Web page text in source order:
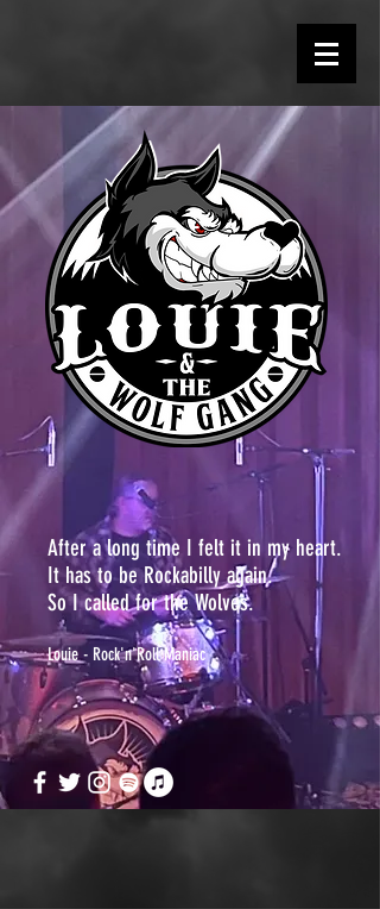
After a long time I felt it in my heart.
It has to be Rockabilly again.
So I called for the Wolves.
Louie - Rock'n'Roll Maniac